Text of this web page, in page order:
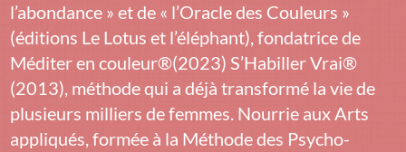
l’abondance » et de « l’Oracle des Couleurs »
(éditions Le Lotus et l’éléphant), fondatrice de
Méditer en couleur®(2023) S’Habiller Vrai®
(2013), méthode qui a déjà transformé la vie de
plusieurs milliers de femmes. Nourrie aux Arts
appliqués, formée à la Méthode des Psycho-